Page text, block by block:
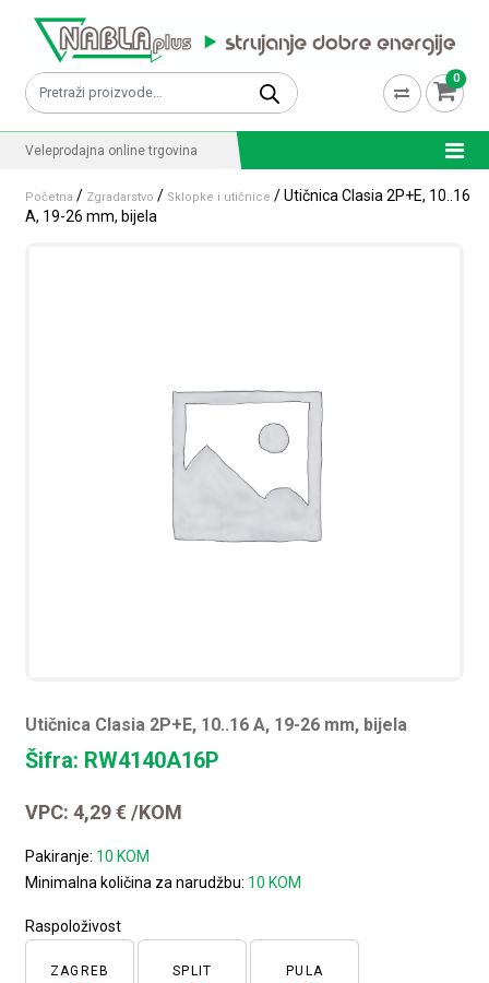
Pretraži: 0
Veleprodajna online trgovina
Početna / Zgradarstvo / Sklopke i utičnice / Utičnica Clasia 2P+E, 10..16
A, 19-26 mm, bijela
Utičnica Clasia 2P+E, 10..16 A, 19-26 mm, bijela
Šifra: RW4140A16P
VPC:4,29€ /KOM
Pakiranje: 10 KOM
Minimalna količina za narudžbu: 10 KOM
Raspoloživost
ZAGREB SPLIT PULA